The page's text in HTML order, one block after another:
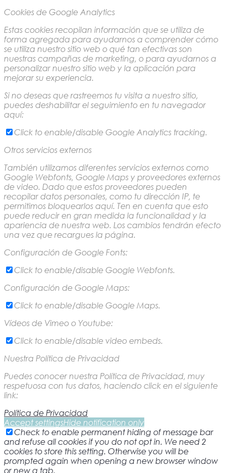
Cookies de Google Analytics
Estas cookies recopilan información que se utiliza de
forma agregada para ayudarnos a comprender cómo
se utiliza nuestro sitio web o qué tan efectivas son
nuestras campañas de marketing, o para ayudarnos a
personalizar nuestro sitio web y la aplicación para
mejorar su experiencia.
Si no deseas que rastreemos tu visita a nuestro sitio,
puedes deshabilitar el seguimiento en tu navegador
aquí:
Click to enable/disable Google Analytics tracking.
Otros servicios externos
También utilizamos diferentes servicios externos como
Google Webfonts, Google Maps y proveedores externos
de video. Dado que estos proveedores pueden
recopilar datos personales, como tu dirección IP, te
permitimos bloquearlos aquí. Ten en cuenta que esto
puede reducir en gran medida la funcionalidad y la
apariencia de nuestra web. Los cambios tendrán efecto
una vez que recargues la página.
Configuración de Google Fonts:
Click to enable/disable Google Webfonts.
Configuración de Google Maps:
Click to enable/disable Google Maps.
Vídeos de Vimeo o Youtube:
Click to enable/disable video embeds.
Nuestra Política de Privacidad
Puedes conocer nuestra Política de Privacidad, muy
respetuosa con tus datos, haciendo click en el siguiente
link:
Política de Privacidad
Accept settingsHide notification only
Check to enable permanent hiding of message bar
and refuse all cookies if you do not opt in. We need 2
cookies to store this setting. Otherwise you will be
prompted again when opening a new browser window
or new a tab.